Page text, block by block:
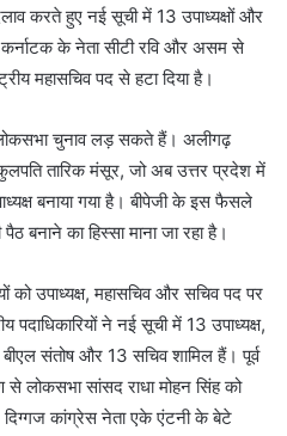
करते हुए नई सूची में 13 उपाध्यक्षों और
कर्नाटक के नेता सीटी रवि और असम से
महासचिव पद से हटा दिया है।
चुनाव लड़ सकते हैं। अलीगढ़
तारिक मंसूर, जो अब उत्तर प्रदेश में
बनाया गया है। बीपेजी के इस फैसले
बनाने का हिस्सा माना जा रहा है।
को उपाध्यक्ष, महासचिव और सचिव पद पर
ने नई सूची में 13 उपाध्यक्ष,
संतोष और 13 सचिव शामिल हैं। पूर्व
से लोकसभा सांसद राधा मोहन सिंह को
दिग्गज कांग्रेस नेता एके एंटनी के बेटे